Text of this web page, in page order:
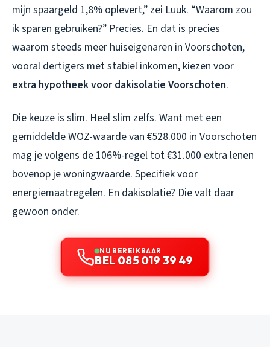
mijn spaargeld 1,8% oplevert,” zei Luuk. “Waarom zou
ik sparen gebruiken?” Precies. En dat is precies
waarom steeds meer huiseigenaren in Voorschoten,
vooral dertigers met stabiel inkomen, kiezen voor
extra hypotheek voor dakisolatie Voorschoten.
Die keuze is slim. Heel slim zelfs. Want met een
gemiddelde WOZ-waarde van €528.000 in Voorschoten
mag je volgens de 106%-regel tot €31.000 extra lenen
bovenop je woningwaarde. Specifiek voor
energiemaatregelen. En dakisolatie? Die valt daar
gewoon onder.
NU BEREIKBAAR
BEL 085 019 39 49